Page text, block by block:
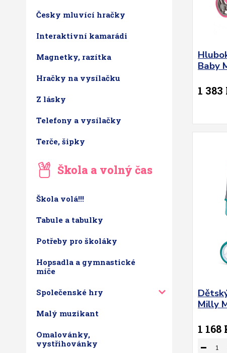
Česky mluvící hračky
Interaktivní kamarádi
Magnetky, razítka
Hračky na vysílačku
Z lásky
Telefony a vysílačky
Terče, šipky
Škola a volný čas
Škola volá!!!
Tabule a tabulky
Potřeby pro školáky
Hopsadla a gymnastické
míče
Společenské hry
Malý muzikant
Omalovánky,
vystřihovánky
Baby
1 383
Milly
1 168